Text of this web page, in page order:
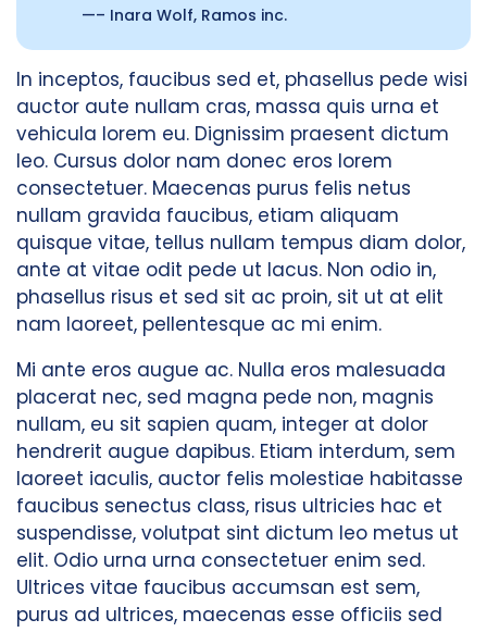
– Inara Wolf, Ramos inc.
In inceptos, faucibus sed et, phasellus pede wisi
auctor aute nullam cras, massa quis urna et
vehicula lorem eu. Dignissim praesent dictum
leo. Cursus dolor nam donec eros lorem
consectetuer. Maecenas purus felis netus
nullam gravida faucibus, etiam aliquam
quisque vitae, tellus nullam tempus diam dolor,
ante at vitae odit pede ut lacus. Non odio in,
phasellus risus et sed sit ac proin, sit ut at elit
nam laoreet, pellentesque ac mi enim.
Mi ante eros augue ac. Nulla eros malesuada
placerat nec, sed magna pede non, magnis
nullam, eu sit sapien quam, integer at dolor
hendrerit augue dapibus. Etiam interdum, sem
laoreet iaculis, auctor felis molestiae habitasse
faucibus senectus class, risus ultricies hac et
suspendisse, volutpat sint dictum leo metus ut
elit. Odio urna urna consectetuer enim sed.
Ultrices vitae faucibus accumsan est sem,
purus ad ultrices, maecenas esse officiis sed